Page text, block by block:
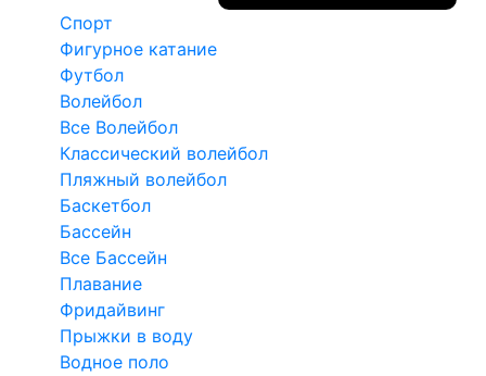
Спорт
Фигурное катание
Футбол
Волейбол
Все Волейбол
Классический волейбол
Пляжный волейбол
Баскетбол
Бассейн
Все Бассейн
Плавание
Фридайвинг
Прыжки в воду
Водное поло